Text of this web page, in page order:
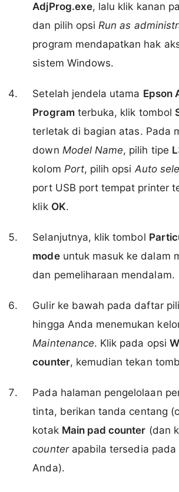
AdjProg.exe, lalu klik kanan
dan pilih opsiRun as
program mendapatkan hak
sistem Windows.
Setelah jendela utama Epson
Programterbuka, klik tombol
terletak di bagian atas. Pada
down Model Name, pilih tipe
kolom Port, pilih opsiAuto
port USB port tempat printer
klik OK.
Selanjutnya, klik tombol
modeuntuk masuk ke dalam
dan pemeliharaan mendalam.
Gulir ke bawah pada daftar
hingga Anda menemukan
Maintenance. Klik pada opsi
counter, kemudian tekan
Pada halaman pengelolaan
tinta, berikan tanda centang
kotak Main pad counter (dan
counterapabila tersedia pada
Anda).